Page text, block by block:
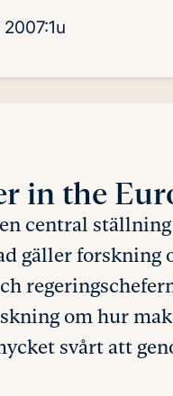
2007:1u
in the
central
gäller forskning
om hur
svårt att